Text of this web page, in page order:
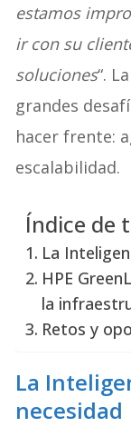
estamos
ir con su
soluciones“.
grandes
hacer frente:
escalabilidad.
Índice de
La
HPE
la
Retos y
La
necesidad